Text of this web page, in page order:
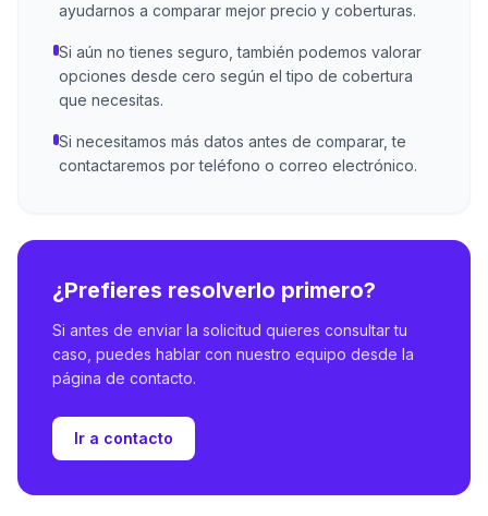
ayudarnos a comparar mejor precio y coberturas.
Si aún no tienes seguro, también podemos valorar
opciones desde cero según el tipo de cobertura
que necesitas.
Si necesitamos más datos antes de comparar, te
contactaremos por teléfono o correo electrónico.
¿Prefieres resolverlo primero?
Si antes de enviar la solicitud quieres consultar tu
caso, puedes hablar con nuestro equipo desde la
página de contacto.
Ir a contacto